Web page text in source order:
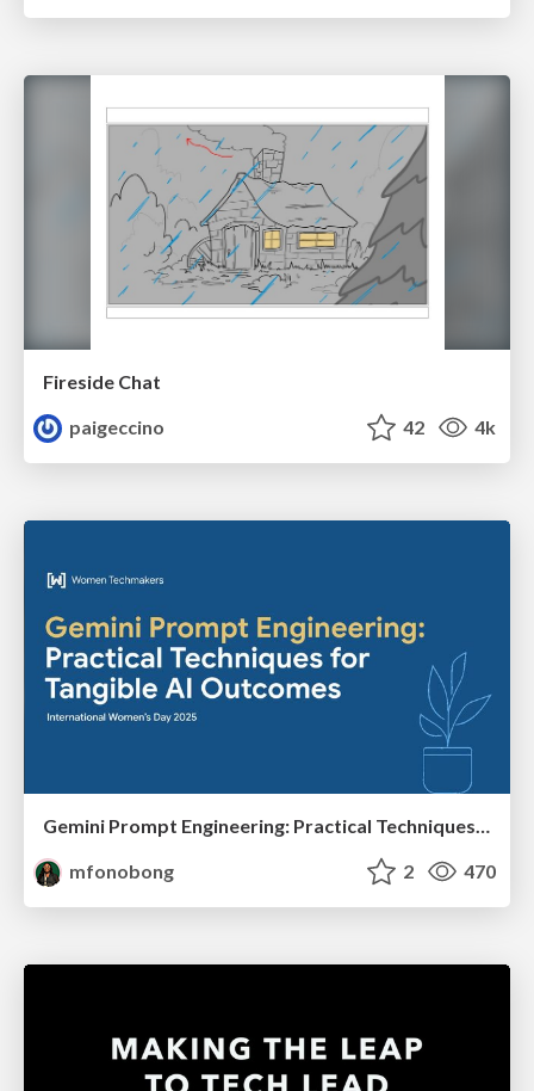
Fireside Chat
paigeccino
42 4k
Gemini Prompt Engineering: Practical Techniques for Tangible AI Outcomes
mfonobong
2 470